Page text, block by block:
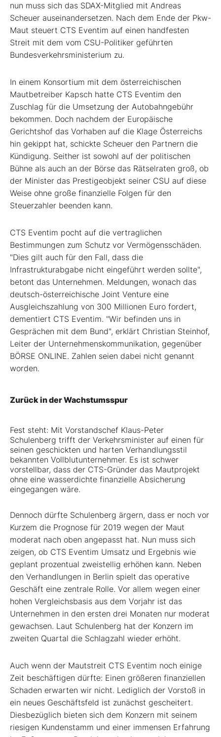
nun muss sich das SDAX-Mitglied mit Andreas
Scheuer auseinandersetzen. Nach dem Ende der Pkw-
Maut steuert CTS Eventim auf einen handfesten
Streit mit dem vom CSU-Politiker geführten
Bundesverkehrsministerium zu.
In einem Konsortium mit dem österreichischen
Mautbetreiber Kapsch hatte CTS Eventim den
Zuschlag für die Umsetzung der Autobahngebühr
bekommen. Doch nachdem der Europäische
Gerichtshof das Vorhaben auf die Klage Österreichs
hin gekippt hat, schickte Scheuer den Partnern die
Kündigung. Seither ist sowohl auf der politischen
Bühne als auch an der Börse das Rätselraten groß, ob
der Minister das Prestigeobjekt seiner CSU auf diese
Weise ohne große finanzielle Folgen für den
Steuerzahler beenden kann.
CTS Eventim pocht auf die vertraglichen
Bestimmungen zum Schutz vor Vermögensschäden.
"Dies gilt auch für den Fall, dass die
Infrastrukturabgabe nicht eingeführt werden sollte",
betont das Unternehmen. Meldungen, wonach das
deutsch-österreichische Joint Venture eine
Ausgleichszahlung von 300 Millionen Euro fordert,
dementiert CTS Eventim. "Wir befinden uns in
Gesprächen mit dem Bund", erklärt Christian Steinhof,
Leiter der Unternehmenskommunikation, gegenüber
BÖRSE ONLINE. Zahlen seien dabei nicht genannt
worden.
Zurück in der Wachstumsspur
Fest steht: Mit Vorstandschef Klaus-Peter
Schulenberg trifft der Verkehrsminister auf einen für
seinen geschickten und harten Verhandlungsstil
bekannten Voll­blutunternehmer. Es ist schwer
vorstellbar, dass der CTS-Gründer das Mautprojekt
ohne eine wasserdichte finanzielle Absicherung
eingegangen wäre.
Dennoch dürfte Schulenberg ärgern, dass er noch vor
Kurzem die Prognose für 2019 wegen der Maut
moderat nach oben angepasst hat. Nun muss sich
zeigen, ob CTS Eventim Umsatz und Ergebnis wie
geplant prozentual zweistellig erhöhen kann. Neben
den Verhandlungen in Berlin spielt das operative
Geschäft eine zen­trale Rolle. Vor allem wegen einer
hohen Vergleichsbasis aus dem Vorjahr ist das
Unternehmen in den ersten drei Monaten nur moderat
gewachsen. Laut Schulenberg hat der Konzern im
zweiten Quartal die Schlagzahl wieder erhöht.
Auch wenn der Mautstreit CTS Eventim noch einige
Zeit beschäftigen dürfte: Einen größeren finanziellen
Schaden erwarten wir nicht. Lediglich der Vorstoß in
ein neues Geschäftsfeld ist zunächst gescheitert.
Diesbezüglich bieten sich dem Konzern mit seinem
riesigen Kundenstamm und einer immensen Erfahrung